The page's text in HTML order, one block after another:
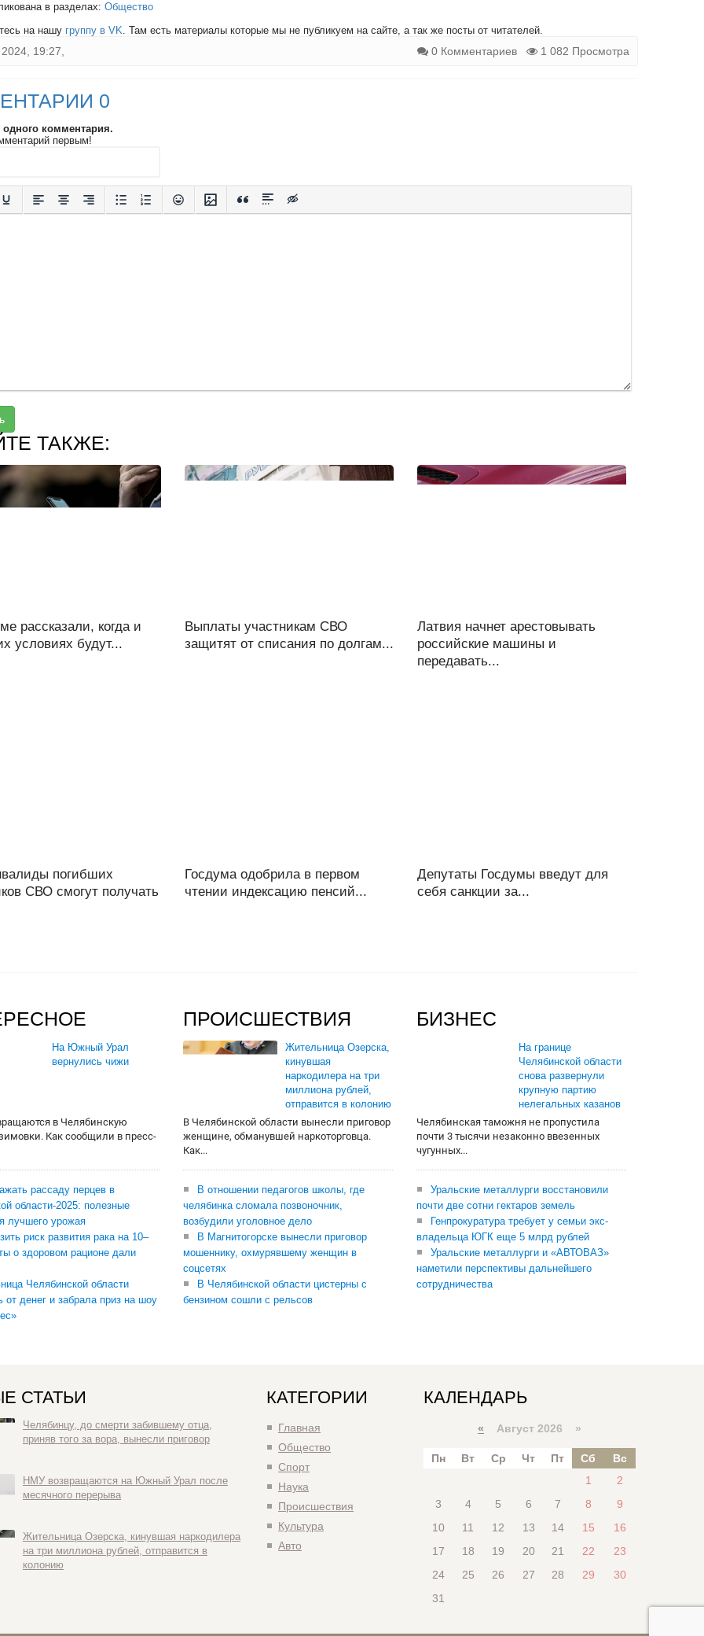
в разделах: Общество
на нашу группу в VK. Там есть материалы которые мы не публикуем на сайте, а так же посты от читателей.
19:27, 0 Комментариев 1 082 Просмотра
0
одного комментария.
первым!
ТАКЖЕ:
рассказали, когда и
условиях будут...
Выплаты участникам СВО
защитят от списания по долгам...
Латвия начнет арестовывать
российские машины и
передавать...
погибших
СВО смогут получать
Госдума одобрила в первом
чтении индексацию пенсий...
Депутаты Госдумы введут для
себя санкции за...
На Южный Урал
вернулись чижи
в Челябинскую
Как сообщили в пресс-
рассаду перцев в
области-2025: полезные
лучшего урожая
риск развития рака на 10–
о здоровом рационе дали
Челябинской области
от денег и забрала приз на шоу
ПРОИСШЕСТВИЯ
Жительница Озерска,
кинувшая
наркодилера на три
миллиона рублей,
отправится в колонию
В Челябинской области вынесли приговор
женщине, обманувшей наркоторговца.
Как...
В отношении педагогов школы, где
челябинка сломала позвоночник,
возбудили уголовное дело
В Магнитогорске вынесли приговор
мошеннику, охмурявшему женщин в
соцсетях
В Челябинской области цистерны с
бензином сошли с рельсов
БИЗНЕС
На границе
Челябинской области
снова развернули
крупную партию
нелегальных казанов
Челябинская таможня не пропустила
почти 3 тысячи незаконно ввезенных
чугунных...
Уральские металлурги восстановили
почти две сотни гектаров земель
Генпрокуратура требует у семьи экс-
владельца ЮГК еще 5 млрд рублей
Уральские металлурги и «АВТОВАЗ»
наметили перспективы дальнейшего
сотрудничества
СТАТЬИ
Челябинцу, до смерти забившему отца,
приняв того за вора, вынесли приговор
НМУ возвращаются на Южный Урал после
месячного перерыва
Жительница Озерска, кинувшая наркодилера
на три миллиона рублей, отправится в
колонию
КАТЕГОРИИ
Главная
Общество
Спорт
Наука
Происшествия
Культура
Авто
КАЛЕНДАРЬ
« Август 2026 »
Пн Вт Ср Чт Пт Сб
Вс
1
2
3
4 5 6 7 8
9
10
11 12 13 14 15
16
17
18 19 20 21 22
23
24
25 26 27 28 29
30
31